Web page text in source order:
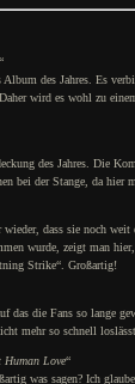
“
Album des Jahres. Es
wird es wohl zu
des Jahres. Die
bei der Stange, da hier
dass sie noch
wurde, zeigt man
Strike“. Großartig!
das die Fans so lange
mehr so schnell
Love“
was sagen? Ich